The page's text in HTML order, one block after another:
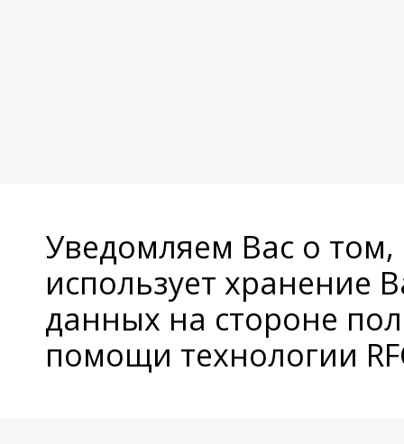
Уведомляем Вас о
использует хранение
данных на стороне
помощи технологии